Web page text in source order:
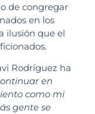
de congregar
en los
ilusión que el
Rodríguez ha
en
como mi
gente se